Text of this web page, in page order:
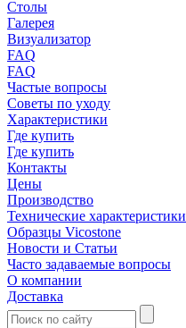
Столы
Галерея
Визуализатор
FAQ
FAQ
Частые вопросы
Советы по уходу
Характеристики
Где купить
Где купить
Контакты
Цены
Производство
Технические характеристики
Образцы Vicostone
Новости и Статьи
Часто задаваемые вопросы
О компании
Доставка